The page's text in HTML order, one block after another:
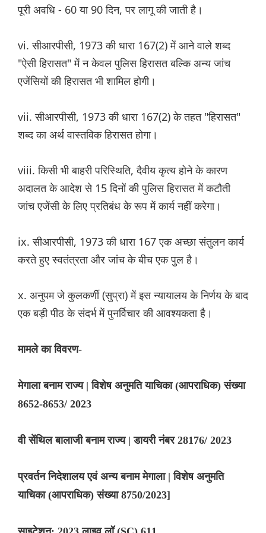
पूरी अवधि - 60 या 90 दिन, पर लागू की जाती है।
vi. सीआरपीसी, 1973 की धारा 167(2) में आने वाले शब्द
"ऐसी हिरासत" में न केवल पुलिस हिरासत बल्कि अन्य जांच
एजेंसियों की हिरासत भी शामिल होगी।
vii. सीआरपीसी, 1973 की धारा 167(2) के तहत "हिरासत"
शब्द का अर्थ वास्तविक हिरासत होगा।
viii. किसी भी बाहरी परिस्थिति, दैवीय कृत्य होने के कारण
अदालत के आदेश से 15 दिनों की पुलिस हिरासत में कटौती
जांच एजेंसी के लिए प्रतिबंध के रूप में कार्य नहीं करेगा।
ix. सीआरपीसी, 1973 की धारा 167 एक अच्छा संतुलन कार्य
करते हुए स्वतंत्रता और जांच के बीच एक पुल है।
x. अनुपम जे कुलकर्णी (सुप्रा) में इस न्यायालय के निर्णय के बाद
एक बड़ी पीठ के संदर्भ में पुनर्विचार की आवश्यकता है।
मामले का विवरण-
मेगाला बनाम राज्य | विशेष अनुमति याचिका (आपराधिक) संख्या
8652-8653/ 2023
वी सेंथिल बालाजी बनाम राज्य | डायरी नंबर 28176/ 2023
प्रवर्तन निदेशालय एवं अन्य बनाम मेगाला | विशेष अनुमति
याचिका (आपराधिक) संख्या 8750/2023]